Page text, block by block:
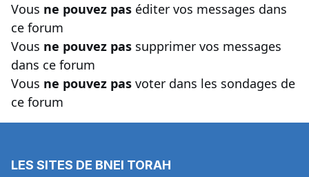
Vous ne pouvez pas éditer vos messages dans
ce forum
Vous ne pouvez pas supprimer vos messages
dans ce forum
Vous ne pouvez pas voter dans les sondages de
ce forum
LES SITES DE BNEI TORAH